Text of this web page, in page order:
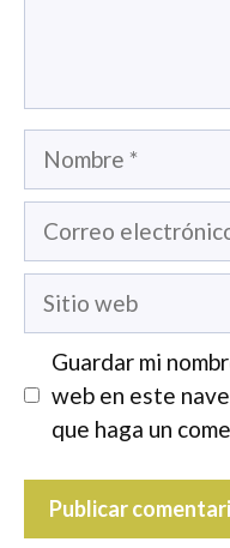
electrónico
web
Guardar mi
web en este
que haga un